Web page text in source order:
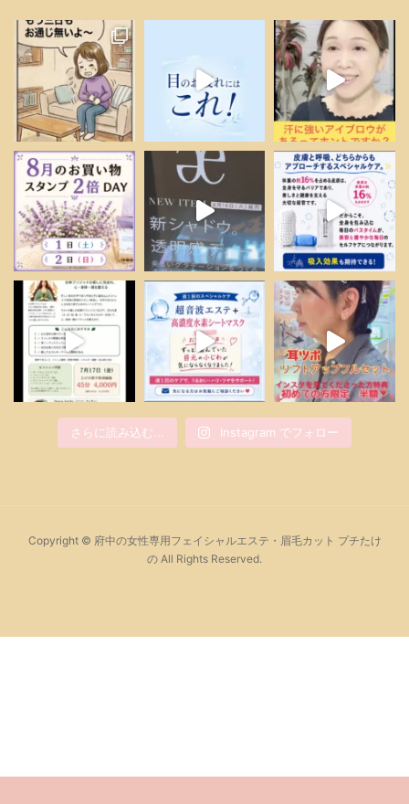
さらに読み込む... Instagram でフォロー
Copyright © 府中の女性専用フェイシャルエステ・眉毛カット プチたけ
の All Rights Reserved.